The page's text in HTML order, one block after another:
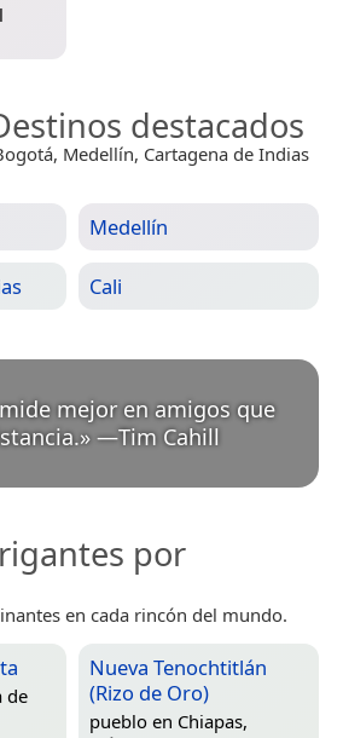
destacados
Medellín, Cartagena de Indias
Medellín
Cali
mejor en amigos que
» —Tim Cahill
por
en cada rincón del mundo.
de
Nueva Tenochtitlán
(Rizo de Oro)
pueblo en Chiapas,